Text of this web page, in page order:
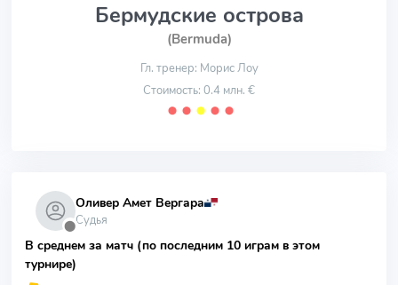
Бермудские острова
(Bermuda)
Гл. тренер: Морис Лоу
Стоимость: 0.4 млн. €
⬤ ⬤ ⬤ ⬤ ⬤
⬤
Оливер Амет Вергара
Судья
В среднем за матч (по последним 10 играм в этом
турнире)